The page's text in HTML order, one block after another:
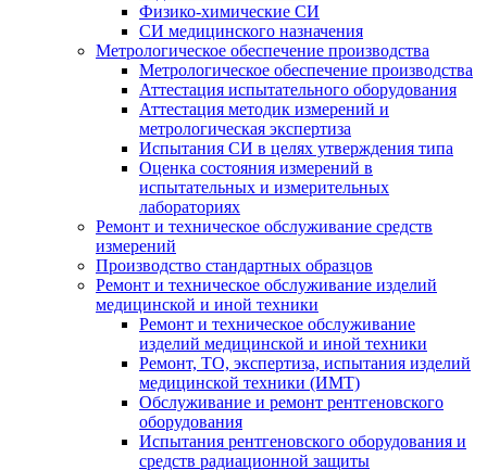
Физико-химические СИ
СИ медицинского назначения
Метрологическое обеспечение производства
Метрологическое обеспечение производства
Аттестация испытательного оборудования
Аттестация методик измерений и
метрологическая экспертиза
Испытания СИ в целях утверждения типа
Оценка состояния измерений в
испытательных и измерительных
лабораториях
Ремонт и техническое обслуживание средств
измерений
Производство стандартных образцов
Ремонт и техническое обслуживание изделий
медицинской и иной техники
Ремонт и техническое обслуживание
изделий медицинской и иной техники
Ремонт, ТО, экспертиза, испытания изделий
медицинской техники (ИМТ)
Обслуживание и ремонт рентгеновского
оборудования
Испытания рентгеновского оборудования и
средств радиационной защиты